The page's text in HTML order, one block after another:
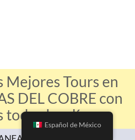
Mejores Tours en
DEL COBRE con
todos los días
Español de México